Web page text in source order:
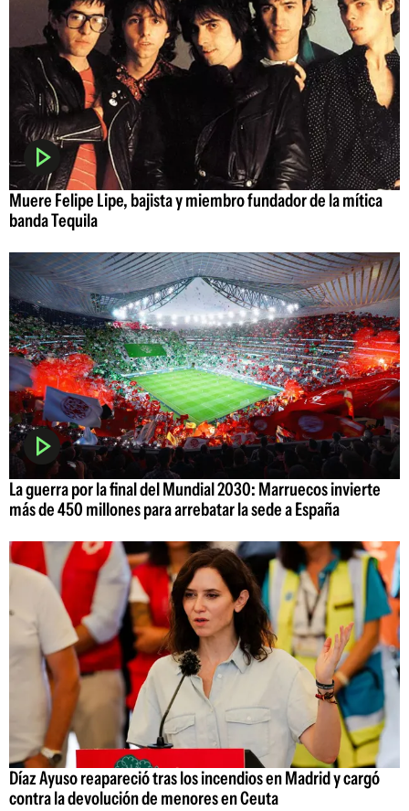
Muere Felipe Lipe, bajista y miembro fundador de la mítica
banda Tequila
La guerra por la final del Mundial 2030: Marruecos invierte
más de 450 millones para arrebatar la sede a España
Díaz Ayuso reapareció tras los incendios en Madrid y cargó
contra la devolución de menores en Ceuta